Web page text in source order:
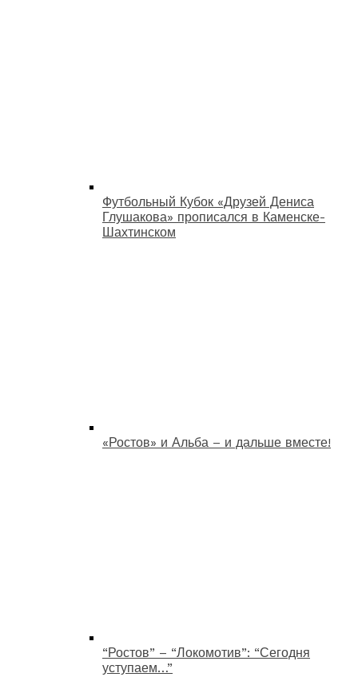
Футбольный Кубок «Друзей Дениса
Глушакова» прописался в Каменске-
Шахтинском
«Ростов» и Альба – и дальше вместе!
“Ростов” – “Локомотив”: “Сегодня
уступаем…”